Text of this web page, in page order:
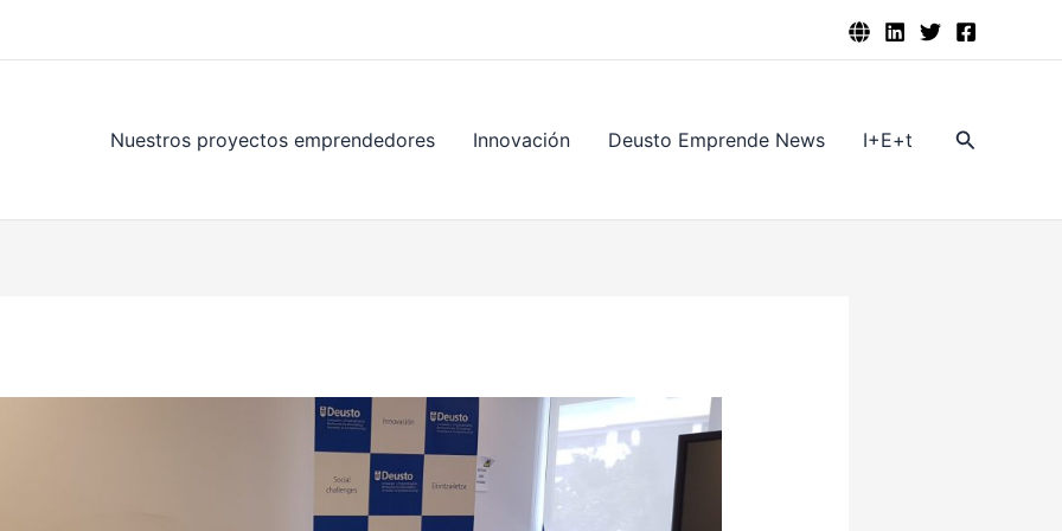
Nuestros proyectos emprendedores Innovación Deusto Emprende News I+E+t Buscar